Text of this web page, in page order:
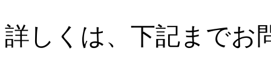
詳しくは、下記までお